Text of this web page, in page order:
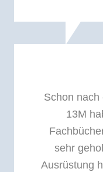
Schon
13M
sehr
Ausrüstung